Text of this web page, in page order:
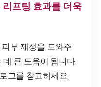
프팅 효과를 더욱
부 재생을 도와주
큰 도움이 됩니다.
그를 참고하세요.